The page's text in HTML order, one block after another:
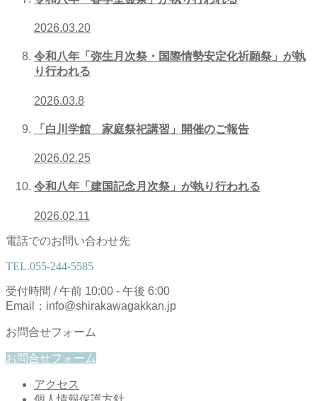
2026.03.20
令和八年「弥生月次祭・国際情勢安定化祈願祭」が執
り行われる
2026.03.8
「白川学館 家庭祭祀講習」開催のご報告
2026.02.25
令和八年「建国記念月次祭」が執り行われる
2026.02.11
電話でのお問い合わせ先
TEL.055-244-5585
受付時間 / 午前 10:00 - 午後 6:00
Email：info@shirakawagakkan.jp
お問合せフォーム
お問合せフォーム
アクセス